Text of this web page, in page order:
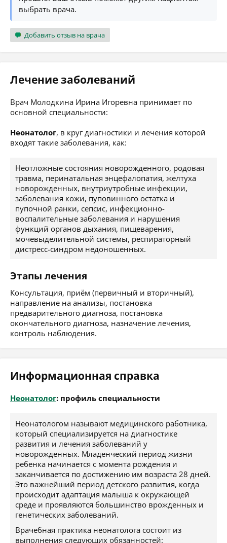
выбрать врача.
Добавить отзыв на врача
Лечение заболеваний
Врач Молодкина Ирина Игоревна принимает по
основной специальности:
Неонатолог, в круг диагностики и лечения которой
входят такие заболевания, как:
Неотложные состояния новорожденного, родовая
травма, перинатальная энцефалопатия, желтуха
новорожденных, внутриутробные инфекции,
заболевания кожи, пуповинного остатка и
пупочной ранки, сепсис, инфекционно-
воспалительные заболевания и нарушения
функций органов дыхания, пищеварения,
мочевыделительной системы, респираторный
дистресс-синдром недоношенных.
Этапы лечения
Консультация, приём (первичный и вторичный),
направление на анализы, постановка
предварительного диагноза, постановка
окончательного диагноза, назначение лечения,
контроль наблюдения.
Информационная справка
Неонатолог: профиль специальности
Неонатологом называют медицинского работника,
который специализируется на диагностике
развития и лечения заболеваний у
новорожденных. Младенческий период жизни
ребенка начинается с момента рождения и
заканчивается по достижению им возраста 28 дней.
Это важнейший период детского развития, когда
происходит адаптация малыша к окружающей
среде и проявляются большинство врожденных и
генетических заболеваний.
Врачебная практика неонатолога состоит из
выполнения следующих обязанностей: